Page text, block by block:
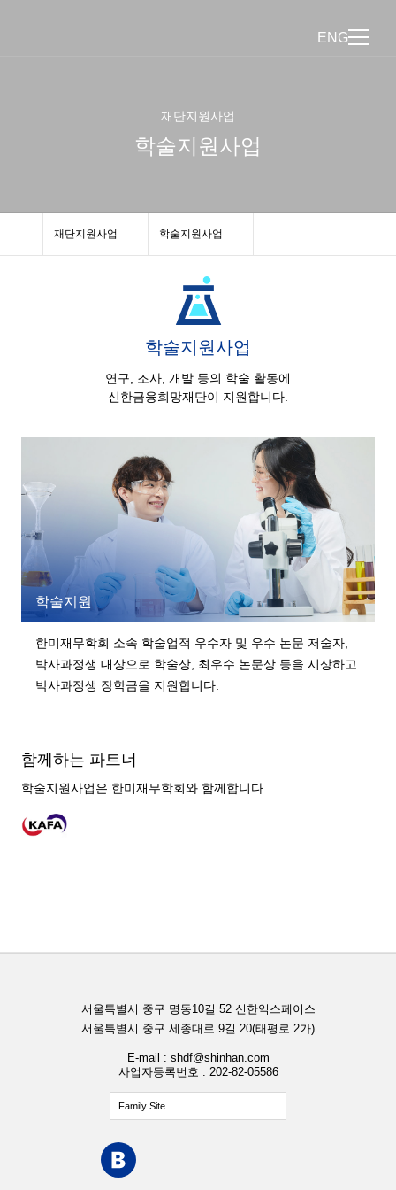
ENG
재단지원사업
학술지원사업
재단지원사업 학술지원사업
학술지원사업
연구, 조사, 개발 등의 학술 활동에
신한금융희망재단이 지원합니다.
학술지원
한미재무학회 소속 학술업적 우수자 및 우수 논문 저술자,
박사과정생 대상으로 학술상, 최우수 논문상 등을 시상하고
박사과정생 장학금을 지원합니다.
함께하는 파트너
학술지원사업은 한미재무학회와 함께합니다.
서울특별시 중구 명동10길 52 신한익스페이스
서울특별시 중구 세종대로 9길 20(태평로 2가)
E-mail : shdf@shinhan.com
사업자등록번호 : 202-82-05586
Family Site